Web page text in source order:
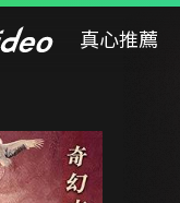
真心推薦